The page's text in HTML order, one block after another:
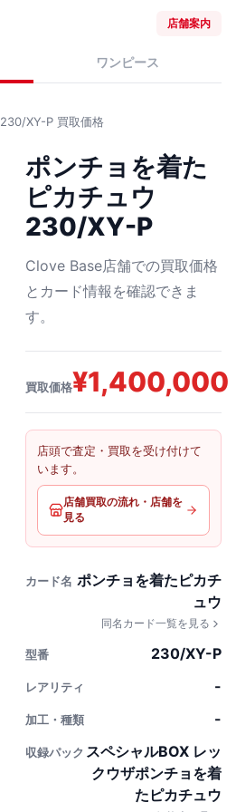
店舗案内
ワンピース
XY-P 買取価格
ポンチョを着た
ピカチュウ
230/XY-P
Clove Base店舗での買取価格
とカード情報を確認できま
す。
買取価格¥1,400,000
店頭で査定・買取を受け付けて
います。
店舗買取の流れ・店舗を
見る
カード名 ポンチョを着たピカチ
ュウ
同名カード一覧を見る
型番 230/XY-P
レアリティ -
加工・種類 -
収録パック スペシャルBOX レッ
クウザポンチョを着
たピカチュウ